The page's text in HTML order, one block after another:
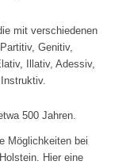
mit verschiedenen
Genitiv,
Illativ, Adessiv,
500 Jahren.
Möglichkeiten bei
Hier eine